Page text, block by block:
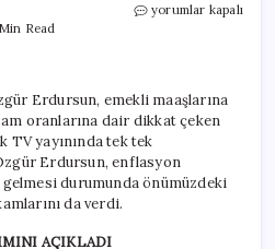
Read
Emekliye
yılın
maaşlarını
da
hesapladı
için
yorumlar kapalı
Erdursun, emekli maaşlarına
oranlarına dair dikkat çeken
TV yayınında tek tek
Erdursun, enflasyon
durumunda önümüzdeki
da verdi.
AÇIKLADI